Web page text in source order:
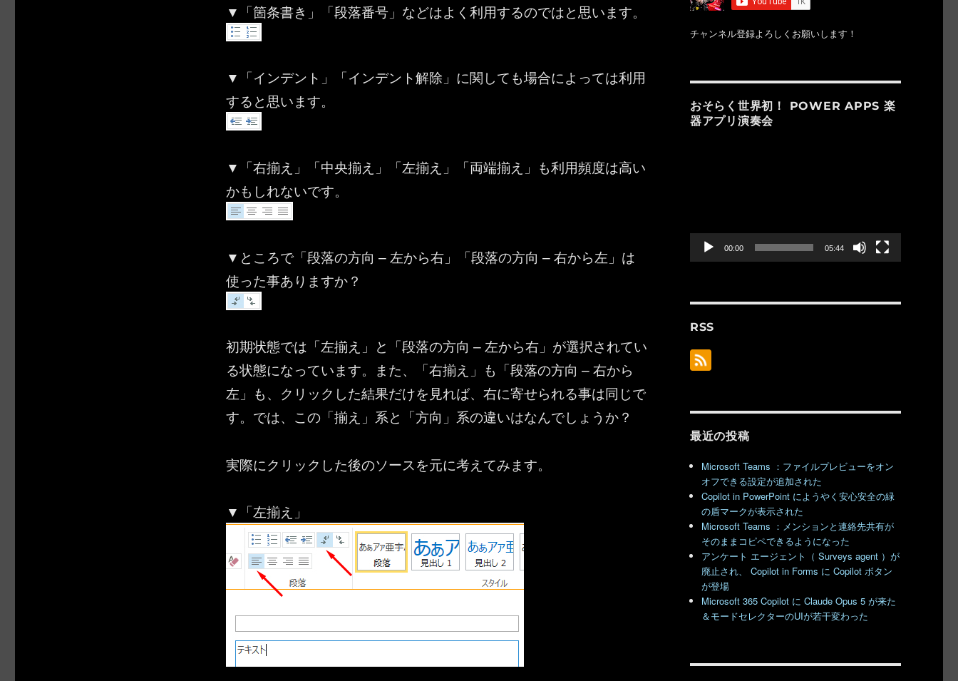
▼「箇条書き」「段落番号」などはよく利用するのではと思います。
▼「インデント」「インデント解除」に関しても場合によっては利用
すると思います。
▼「右揃え」「中央揃え」「左揃え」「両端揃え」も利用頻度は高い
かもしれないです。
▼ところで「段落の方向 – 左から右」「段落の方向 – 右から左」は
使った事ありますか？
初期状態では「左揃え」と「段落の方向 – 左から右」が選択されてい
る状態になっています。また、「右揃え」も「段落の方向 – 右から
左」も、クリックした結果だけを見れば、右に寄せられる事は同じで
す。では、この「揃え」系と「方向」系の違いはなんでしょうか？
実際にクリックした後のソースを元に考えてみます。
▼「左揃え」
チャンネル登録よろしくお願いします！
おそらく世界初！ POWER APPS 楽
器アプリ演奏会
00:00 05:44
RSS
最近の投稿
Microsoft Teams ：ファイルプレビューをオン
オフできる設定が追加された
Copilot in PowerPoint にようやく安心安全の緑
の盾マークが表示された
Microsoft Teams ：メンションと連絡先共有が
そのままコピペできるようになった
アンケート エージェント（ Surveys agent ）が
廃止され、 Copilot in Forms に Copilot ボタン
が登場
Microsoft 365 Copilot に Claude Opus 5 が来た
＆モードセレクターのUIが若干変わった